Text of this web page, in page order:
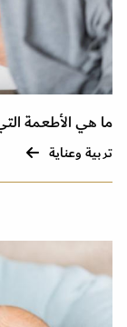
ما هي الأطعمة
تربية وعناية